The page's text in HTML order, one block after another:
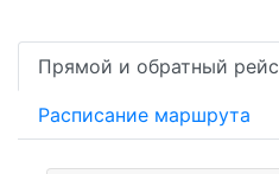
Прямой и обратный рейс
Расписание маршрута